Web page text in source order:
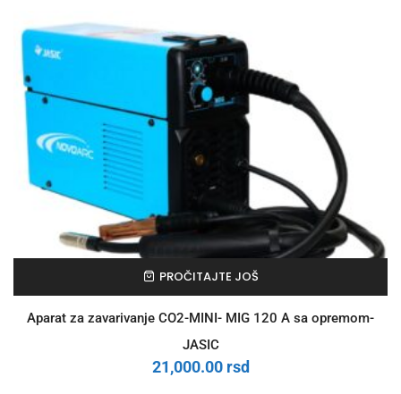
PROČITAJTE JOŠ
Aparat za zavarivanje CO2-MINI- MIG 120 A sa opremom-
JASIC
21,000.00 rsd